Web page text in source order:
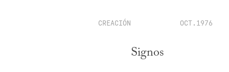
CREACIÓN OCT.1976
Signos